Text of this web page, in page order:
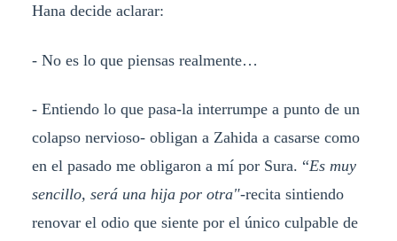
Hana decide aclarar:
- No es lo que piensas realmente…
- Entiendo lo que pasa-la interrumpe a punto de un
colapso nervioso- obligan a Zahida a casarse como
en el pasado me obligaron a mí por Sura. “Es muy
sencillo, será una hija por otra"-recita sintiendo
renovar el odio que siente por el único culpable de